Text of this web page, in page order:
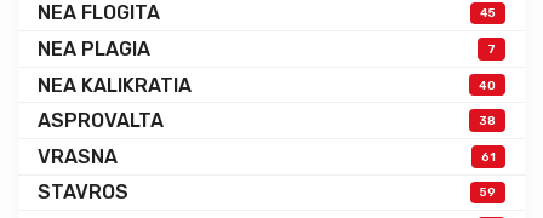
NEA FLOGITA 45
NEA PLAGIA 7
NEA KALIKRATIA 40
ASPROVALTA 38
VRASNA 61
STAVROS 59